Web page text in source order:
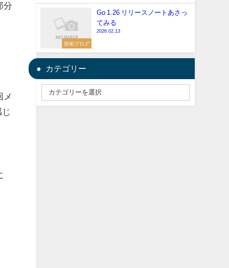
分
メ
技術ブログ
Go 1.26 リリースノートあさっ
てみる
2026.02.13
カテゴリー